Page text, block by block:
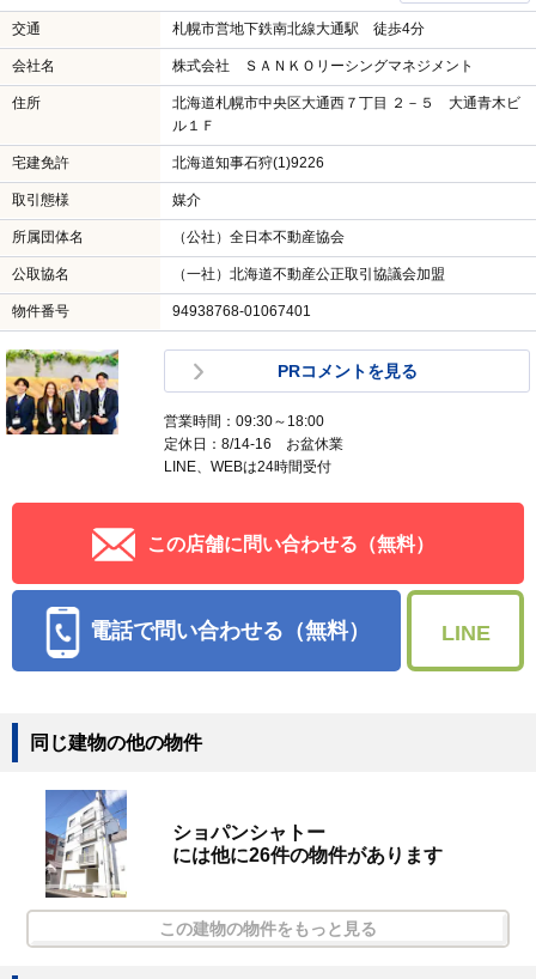
交通 札幌市営地下鉄南北線大通駅 徒歩4分
会社名 株式会社 ＳＡＮＫＯリーシングマネジメント
住所
北海道札幌市中央区大通西７丁目 ２－５ 大通青木ビ
ル１Ｆ
宅建免許 北海道知事石狩(1)9226
取引態様 媒介
所属団体名 （公社）全日本不動産協会
公取協名 （一社）北海道不動産公正取引協議会加盟
物件番号 94938768-01067401
PRコメントを見る
営業時間：09:30～18:00
定休日：8/14-16 お盆休業
LINE、WEBは24時間受付
この店舗に問い合わせる（無料）
電話で問い合わせる（無料） LINE
同じ建物の他の物件
ショパンシャトー
には他に26件の物件があります
この建物の物件をもっと見る